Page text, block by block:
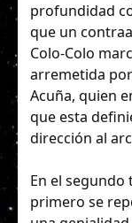
profundidad
que un
Colo-Colo
arremetida
Acuña, quien
que esta
dirección al
En el
primero se